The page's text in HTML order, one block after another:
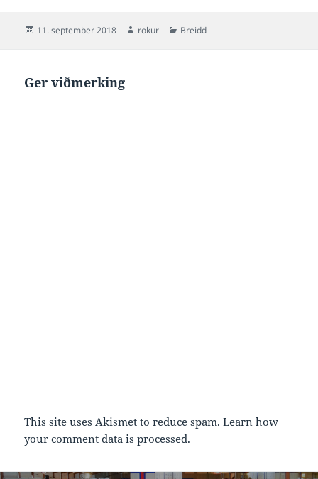
teirra. Og um eg skilji…
Posted
11. september 2018 Author
rokur Categories
Breidd
Ger viðmerking
This site uses Akismet to reduce spam.Learn how
your comment data is processed.